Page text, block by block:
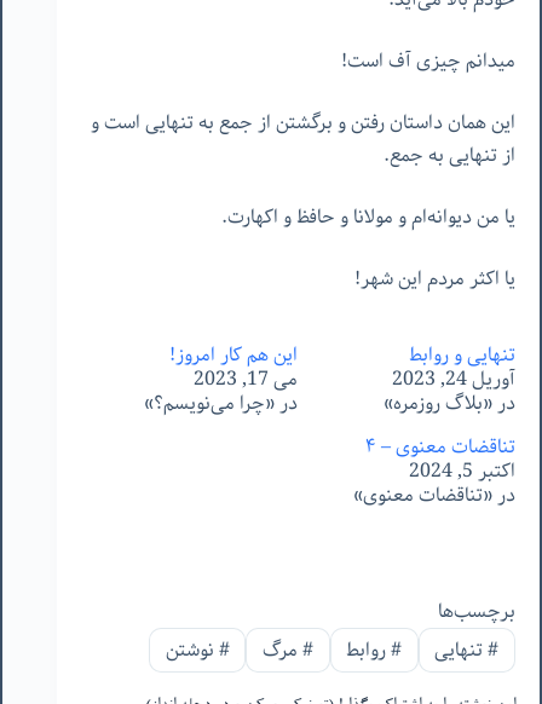
میدانم چیزی آف است!
این همان داستان رفتن و برگشتن از جمع به تنهایی است و
از تنهایی به جمع.
یا من دیوانه‌ام و مولانا و حافظ و اکهارت.
یا اکثر مردم این شهر!
تنهایی و روابط
آوریل 24, 2023
در «بلاگ روزمره»
این هم کار امروز!
می 17, 2023
در «چرا می‌نویسم؟»
تناقضات معنوی – ۴
اکتبر 5, 2024
در «تناقضات معنوی»
برچسب‌ها
#تنهایی #روابط #مرگ #نوشتن